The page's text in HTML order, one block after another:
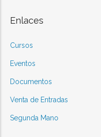
Enlaces
Cursos
Eventos
Documentos
Venta de Entradas
Segunda Mano